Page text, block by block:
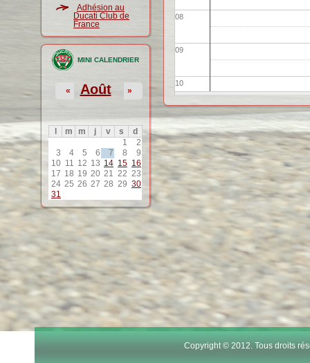
Adhésion au
Ducati Club de
France
MINI CALENDRIER
Août
« »
m m j v s
d
1
2
3
4 5 6 7 8
9
10 11 12 13 14 15 16
17 18 19 20 21 22 23
24 25 26 27 28 29 30
31
08
09
10
11
12
13
15
17
Copyright © 2012. Tous droits